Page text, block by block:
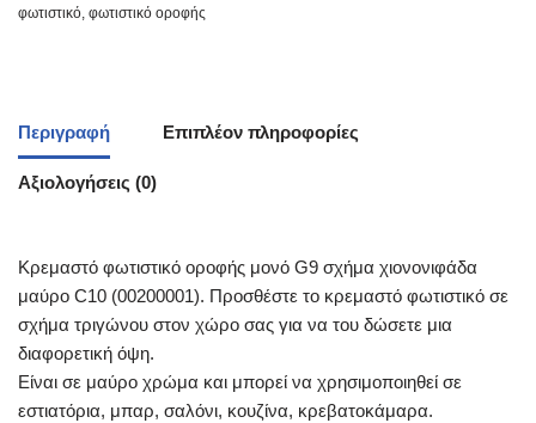
φωτιστικό, φωτιστικό οροφής
Περιγραφή Επιπλέον πληροφορίες
Αξιολογήσεις (0)
Κρεμαστό φωτιστικό οροφής μονό G9 σχήμα χιονονιφάδα
μαύρο C10 (00200001). Προσθέστε το κρεμαστό φωτιστικό σε
σχήμα τριγώνου στον χώρο σας για να του δώσετε μια
διαφορετική όψη.
Είναι σε μαύρο χρώμα και μπορεί να χρησιμοποιηθεί σε
εστιατόρια, μπαρ, σαλόνι, κουζίνα, κρεβατοκάμαρα.